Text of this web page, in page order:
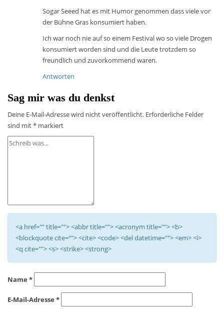
Sogar Seeed hat es mit Humor genommen dass viele vor
der Bühne Gras konsumiert haben.
Ich war noch nie auf so einem Festival wo so viele Drogen
konsumiert worden sind und die Leute trotzdem so
freundlich und zuvorkommend waren.
Antworten
Sag mir was du denkst
Deine E-Mail-Adresse wird nicht veröffentlicht. Erforderliche Felder
sind mit* markiert
<a href="" title=""> <abbr title=""> <acronym title=""> <b>
<blockquote cite=""> <cite> <code> <del datetime=""> <em> <i>
<q cite=""> <s> <strike> <strong>
Name *
E-Mail-Adresse *